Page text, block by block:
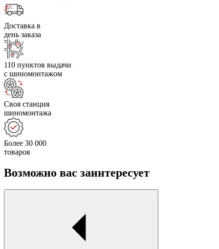
Доставка в
день заказа
110 пунктов выдачи
с шиномонтажом
Своя станция
шиномонтажа
Более 30 000
товаров
Возможно вас заинтересует